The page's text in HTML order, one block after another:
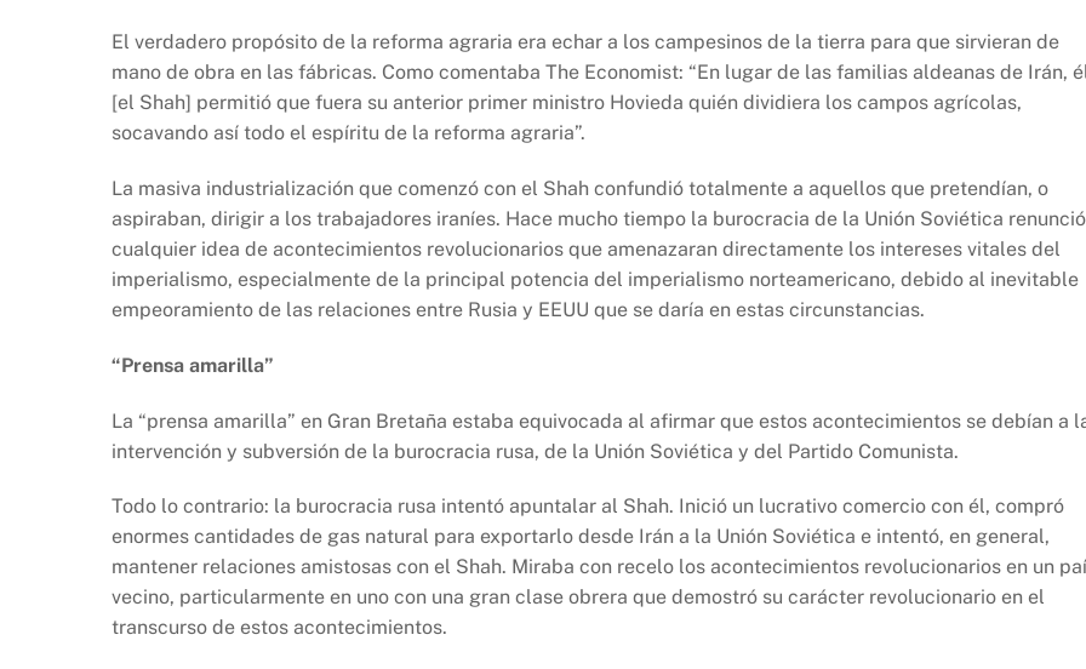
El verdadero propósito de la reforma agraria era echar a los campesinos de la tierra para que sirvieran de
mano de obra en las fábricas. Como comentaba The Economist: “En lugar de las familias aldeanas de Irán,
[el Shah] permitió que fuera su anterior primer ministro Hovieda quién dividiera los campos agrícolas,
socavando así todo el espíritu de la reforma agraria”.
La masiva industrialización que comenzó con el Shah confundió totalmente a aquellos que pretendían, o
aspiraban, dirigir a los trabajadores iraníes. Hace mucho tiempo la burocracia de la Unión Soviética
cualquier idea de acontecimientos revolucionarios que amenazaran directamente los intereses vitales del
imperialismo, especialmente de la principal potencia del imperialismo norteamericano, debido al inevitable
empeoramiento de las relaciones entre Rusia y EEUU que se daría en estas circunstancias.
“Prensa amarilla”
La “prensa amarilla” en Gran Bretaña estaba equivocada al afirmar que estos acontecimientos se debían a
intervención y subversión de la burocracia rusa, de la Unión Soviética y del Partido Comunista.
Todo lo contrario: la burocracia rusa intentó apuntalar al Shah. Inició un lucrativo comercio con él, compró
enormes cantidades de gas natural para exportarlo desde Irán a la Unión Soviética e intentó, en general,
mantener relaciones amistosas con el Shah. Miraba con recelo los acontecimientos revolucionarios en un
vecino, particularmente en uno con una gran clase obrera que demostró su carácter revolucionario en el
transcurso de estos acontecimientos.